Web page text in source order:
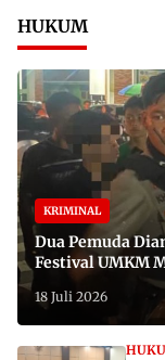
HUKUM
KRIMINAL
Dua Pemuda
Festival UMKM
18 Juli 2026